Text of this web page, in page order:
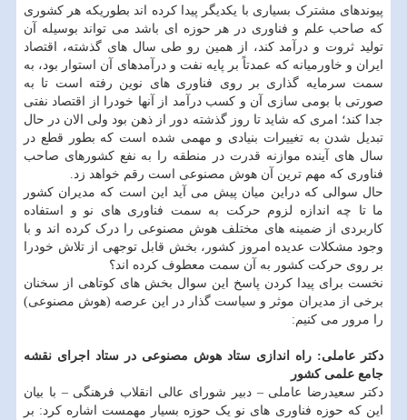
پیوندهای مشترک بسیاری با یکدیگر پیدا کرده اند بطوریکه هر کشوری
که صاحب علم و فناوری در هر حوزه ای باشد می تواند بوسیله آن
تولید ثروت و درآمد کند، از همین رو طی سال های گذشته، اقتصاد
ایران و خاورمیانه که عمدتاً بر پایه نفت و درآمدهای آن استوار بود، به
سمت سرمایه گذاری بر روی فناوری های نوین رفته است تا به
صورتی با بومی سازی آن و کسب درآمد از آنها خودرا از اقتصاد نفتی
جدا کند؛ امری که شاید تا روز گذشته دور از ذهن بود ولی الان در حال
تبدیل شدن به تغییرات بنیادی و مهمی شده است که بطور قطع در
سال های آینده موازنه قدرت در منطقه را به نفع کشورهای صاحب
فناوری که مهم ترین آن هوش مصنوعی است رقم خواهد زد.
حال سوالی که دراین میان پیش می آید این است که مدیران کشور
ما تا چه اندازه لزوم حرکت به سمت فناوری های نو و استفاده
کاربردی از ضمینه های مختلف هوش مصنوعی را درک کرده اند و با
وجود مشکلات عدیده امروز کشور، بخش قابل توجهی از تلاش خودرا
بر روی حرکت کشور به آن سمت معطوف کرده اند؟
نخست برای پیدا کردن پاسخ این سوال بخش های کوتاهی از سخنان
برخی از مدیران موثر و سیاست گذار در این عرصه (هوش مصنوعی)
را مرور می کنیم:
دکتر عاملی: راه اندازی ستاد هوش مصنوعی در ستاد اجرای نقشه
جامع علمی کشور
دکتر سعیدرضا عاملی – دبیر شورای عالی انقلاب فرهنگی – با بیان
این که حوزه فناوری های نو یک حوزه بسیار مهمست اشاره کرد: بر